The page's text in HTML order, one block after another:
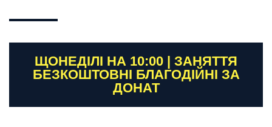
ЩОНЕДІЛІ НА 10:00 | ЗАНЯТТЯ
БЕЗКОШТОВНІ БЛАГОДІЙНІ ЗА
ДОНАТ